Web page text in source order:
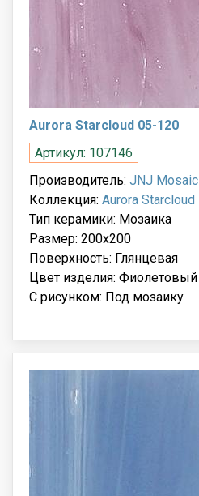
Aurora Starcloud 05-120
Артикул: 107146
Производитель: JNJ Mosaic
Коллекция: Aurora Starcloud
Тип керамики: Мозаика
Размер: 200x200
Поверхность: Глянцевая
Цвет изделия: Фиолетовый
С рисунком: Под мозаику